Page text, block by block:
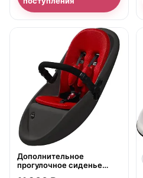
Дополнительное
прогулочное сиденье